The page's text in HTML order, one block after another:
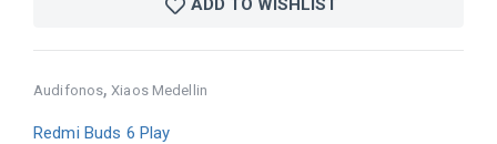
Audifonos,Xiaos Medellin
Redmi Buds 6 Play
ADD TO WISHLIST